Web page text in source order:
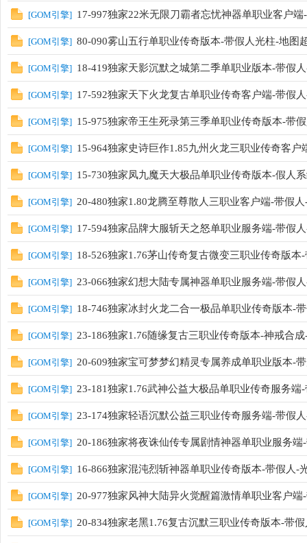
[GOM引擎] 17-997独家22米无限刀霸者忘忧神器单职业客户
[GOM引擎] 80-090雾山五行单职业传奇版本-带假人光柱-地图
[GOM引擎] 18-419独家天影沉默之城第二季单职业版本-带假
[GOM引擎] 17-592独家天下火龙复古单职业传奇客户端-带假
[GOM引擎] 15-975独家帝王生死录第三季单职业传奇版本-带
[GOM引擎] 15-964独家史诗巨作1.85九州火龙三职业传奇客
[GOM引擎] 15-730独家凤九魔天大极品单职业传奇版本-假人
[GOM引擎] 20-480独家1.80龙腾至尊散人三职业客户端-带假
[GOM引擎] 17-594独家品牌大服斩天之怒单职业服务端-带假
[GOM引擎] 18-526独家1.76茅山传奇复古微变三职业传奇版
[GOM引擎] 23-066独家幻想大陆专属神器单职业服务端-带假
[GOM引擎] 18-746独家冰封火龙二合一极品单职业传奇版本-
[GOM引擎] 23-186独家1.76随缘复古三职业传奇版本-神戒合
[GOM引擎] 20-609独家宝可梦梦幻精灵专属养成单职业版本-
[GOM引擎] 23-181独家1.76武神公益大极品单职业传奇服务端
[GOM引擎] 23-174独家轻语沉默公益三职业传奇服务端-带假
[GOM引擎] 20-186独家将夜诛仙传专属剧情神器单职业服务端
[GOM引擎] 16-866独家混沌烈斩神器单职业传奇版本-带假人-
[GOM引擎] 20-977独家风神大陆异火觉醒篇激情单职业客户
[GOM引擎] 20-834独家老黑1.76复古沉默三职业传奇版本-带